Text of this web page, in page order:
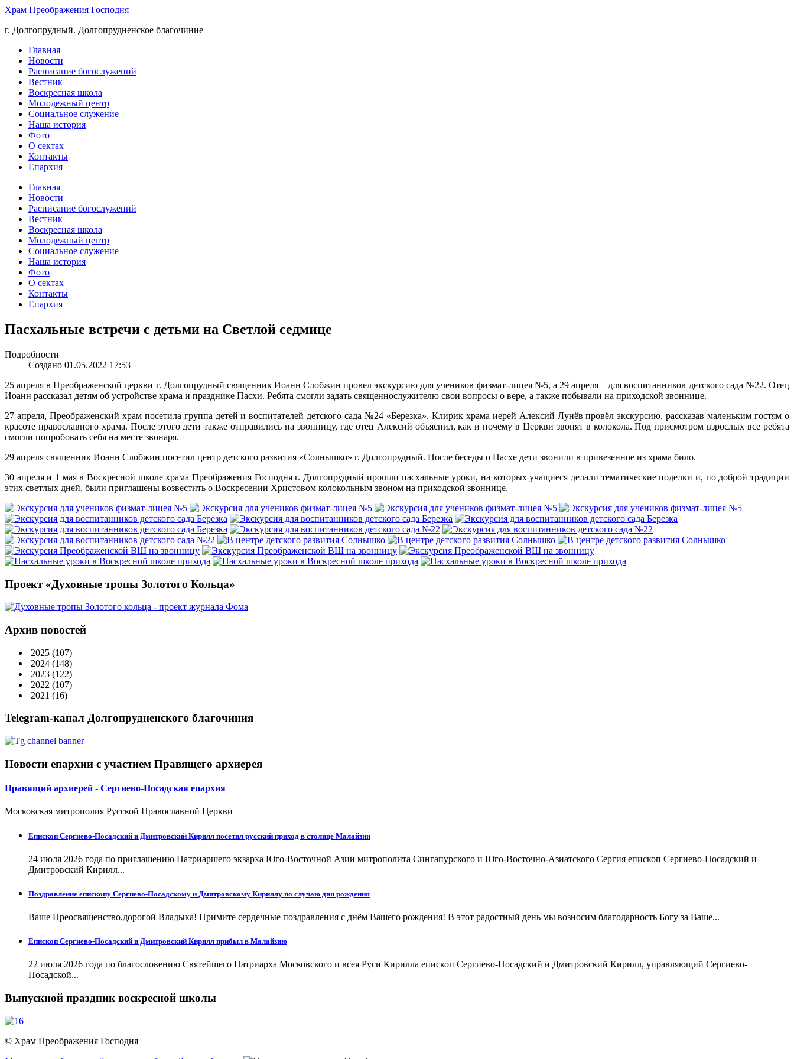
Храм Преображения Господня
г. Долгопрудный. Долгопрудненское благочиние
Главная
Новости
Расписание богослужений
Вестник
Воскресная школа
Молодежный центр
Социальное служение
Наша история
Фото
О сектах
Контакты
Епархия
Главная
Новости
Расписание богослужений
Вестник
Воскресная школа
Молодежный центр
Социальное служение
Наша история
Фото
О сектах
Контакты
Епархия
Пасхальные встречи с детьми на Светлой седмице
Подробности
Создано 01.05.2022 17:53
25 апреля в Преображенской церкви г. Долгопрудный священник Иоанн Слобжин провел экскурсию для учеников физмат-лицея №5, а 29 апреля – для воспитанников детского сада №22. Отец
Иоанн рассказал детям об устройстве храма и празднике Пасхи. Ребята смогли задать священнослужителю свои вопросы о вере, а также побывали на приходской звоннице.
27 апреля, Преображенский храм посетила группа детей и воспитателей детского сада №24 «Березка». Клирик храма иерей Алексий Лунёв провёл экскурсию, рассказав маленьким гостям о
красоте православного храма. После этого дети также отправились на звонницу, где отец Алексий объяснил, как и почему в Церкви звонят в колокола. Под присмотром взрослых все ребята
смогли попробовать себя на месте звонаря.
29 апреля священник Иоанн Слобжин посетил центр детского развития «Солнышко» г. Долгопрудный. После беседы о Пасхе дети звонили в привезенное из храма било.
30 апреля и 1 мая в Воскресной школе храма Преображения Господня г. Долгопрудный прошли пасхальные уроки, на которых учащиеся делали тематические поделки и, по доброй традиции
этих светлых дней, были приглашены возвестить о Воскресении Христовом колокольным звоном на приходской звоннице.
Проект «Духовные тропы Золотого Кольца»
Архив новостей
2025 (107)
2024 (148)
2023 (122)
2022 (107)
2021 (16)
Telegram-канал Долгопрудненского благочиния
Новости епархии с участием Правящего архиерея
Правящий архиерей - Сергиево-Посадская епархия
Московская митрополия Русской Православной Церкви
Епископ Сергиево-Посадский и Дмитровский Кирилл посетил русский приход в столице Малайзии
24 июля 2026 года по приглашению Патриаршего экзарха Юго-Восточной Азии митрополита Сингапурского и Юго-Восточно-Азиатского Сергия епископ Сергиево-Посадский и
Дмитровский Кирилл...
Поздравление епископу Сергиево-Посадскому и Дмитровскому Кириллу по случаю дня рождения
Ваше Преосвященство,дорогой Владыка! Примите сердечные поздравления с днём Вашего рождения! В этот радостный день мы возносим благодарность Богу за Ваше...
Епископ Сергиево-Посадский и Дмитровский Кирилл прибыл в Малайзию
22 июля 2026 года по благословению Святейшего Патриарха Московского и всея Руси Кирилла епископ Сергиево-Посадский и Дмитровский Кирилл, управляющий Сергиево-
Посадской...
Выпускной праздник воскресной школы
© Храм Преображения Господня